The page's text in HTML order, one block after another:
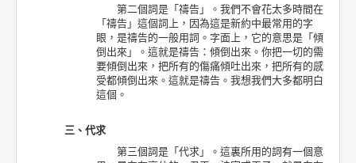
第二個詞是「禱告」。我們不會花太多時間在
「禱告」這個詞上，因為這是新約中最常用的字
眼，是禱告的一般用詞。字面上，它的意思是「傾
倒出來」。這就是禱告：傾倒出來。你把一切的需
要傾倒出來，把所有的傷痛傾吐出來，把所有的感
受都傾倒出來。這就是禱告。我想我們大多都明白
這個。
三、代求
第三個詞是「代求」。這裏所用的詞有一個意